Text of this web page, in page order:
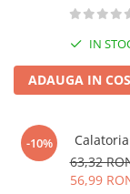
Invatamant
Cursuri
Istorie
Al Doilea Razboi
Istoria
Istoria romanilor
IN
ADAUGA IN COS
-10%
Calatoria
63,32
56,99